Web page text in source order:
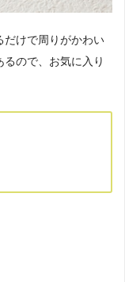
だけで周りがかわい
ので、お気に入り